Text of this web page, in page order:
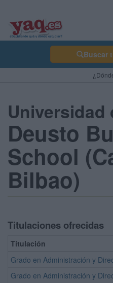
Buscar
Universidad
Deusto
School
Bilbao)
Titulaciones ofrecidas
Titulación
Grado en Administración y
Grado en Administración y